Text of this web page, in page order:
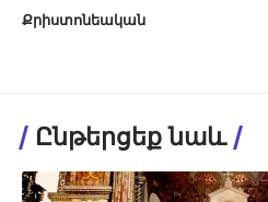
Քրիստոնեական
Ընթերցեք նաև